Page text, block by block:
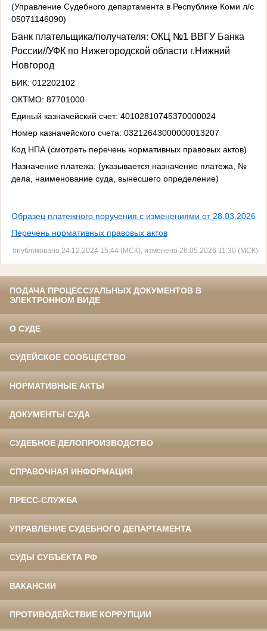
(Управление Судебного департамента в Республике Коми л/с
05071146090)
Банк плательщика/получателя: ОКЦ №1 ВВГУ Банка
России//УФК по Нижегородской области г.Нижний
Новгород
БИК: 012202102
ОКТМО: 87701000
Единый казначейский счет: 40102810745370000024
Номер казначейского счета: 03212643000000013207
Код НПА (смотреть перечень нормативных правовых актов)
Назначение платежа: (указывается назначение платежа, №
дела, наименование суда, вынесшего определение)
Образец платежного поручения с изменениями от 28.03.2026
Перечень нормативных правовых актов
опубликовано 24.12.2024 15:44 (МСК), изменено 26.05.2026 11:30 (МСК)
ПОДАЧА ПРОЦЕССУАЛЬНЫХ ДОКУМЕНТОВ В
ЭЛЕКТРОННОМ ВИДЕ
О СУДЕ
СУДЕЙСКОЕ СООБЩЕСТВО
НОРМАТИВНЫЕ АКТЫ
ДОКУМЕНТЫ СУДА
СУДЕБНОЕ ДЕЛОПРОИЗВОДСТВО
СПРАВОЧНАЯ ИНФОРМАЦИЯ
ПРЕСС-СЛУЖБА
УПРАВЛЕНИЕ СУДЕБНОГО ДЕПАРТАМЕНТА
СУДЫ СУБЪЕКТА РФ
ВАКАНСИИ
ПРОТИВОДЕЙСТВИЕ КОРРУПЦИИ